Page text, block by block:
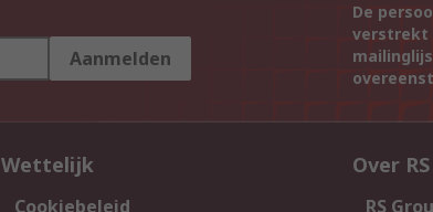
Aanmelden
De
verstrekt
Wettelijk
Cookiebeleid
Over RS
RS